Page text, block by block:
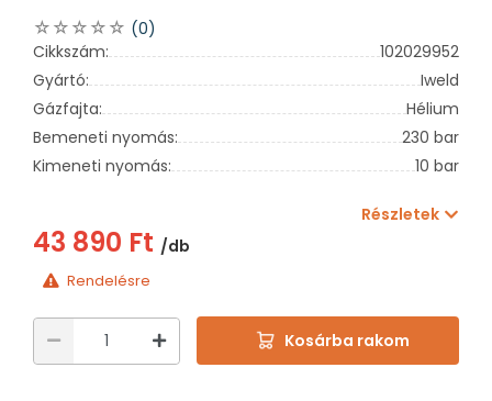
(0)
Cikkszám:
102029952
Gyártó:
Iweld
Gázfajta:
Hélium
Bemeneti nyomás:
230 bar
Kimeneti nyomás:
10 bar
Részletek
43 890 Ft /db
Rendelésre
Kosárba rakom